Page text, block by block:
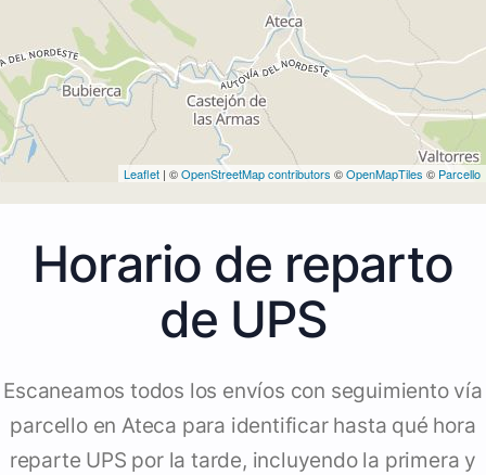
Leaflet | ©OpenStreetMap contributors ©OpenMapTiles © Parcello
Horario de reparto
de UPS
Escaneamos todos los envíos con seguimiento vía
parcello en Ateca para identificar hasta qué hora
reparte UPS por la tarde, incluyendo la primera y